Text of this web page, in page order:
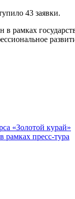
43 заявки.
рамках
«Золотой курай»
рамках пресс-тура